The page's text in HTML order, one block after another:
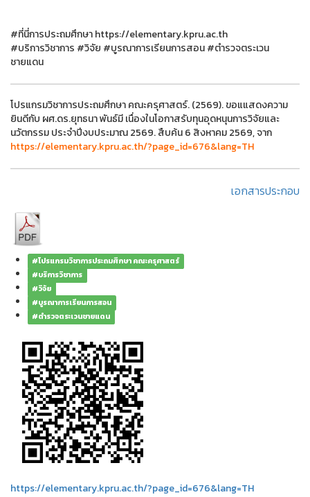
#ที่นี่การประถมศึกษา https://elementary.kpru.ac.th
#บริการวิชาการ #วิจัย #บูรณาการเรียนการสอน #ตำรวจตระเวน
ชายแดน
โปรแกรมวิชาการประถมศึกษา คณะครุศาสตร์. (2569). ขอแแสดงความ
ยินดีกับ ผศ.ดร.ยุทธนา พันธ์มี เนื่องในโอกาสรับทุนอุดหนุนการวิจัยและ
นวัตกรรม ประจำปีงบประมาณ 2569. สืบค้น 6 สิงหาคม 2569, จาก
https://elementary.kpru.ac.th/?page_id=676&lang=TH
เอกสารประกอบ
#โปรแกรมวิชาการประถมศึกษา คณะครุศาสตร์
#บริการวิชาการ
#วิจัย
#บูรณาการเรียนการสอน
#ตำรวจตระเวนชายแดน
https://elementary.kpru.ac.th/?page_id=676&lang=TH